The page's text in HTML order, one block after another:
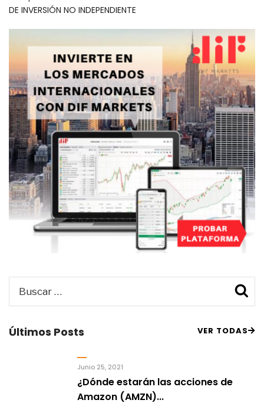
DE INVERSIÓN NO INDEPENDIENTE
por:
Últimos Posts VER TODAS
Junio 25, 2021
¿Dónde estarán las acciones de
Amazon (AMZN)...